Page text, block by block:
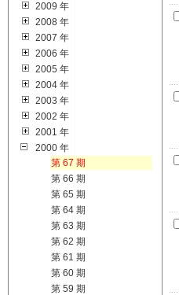
2009 年
2008 年
2007 年
2006 年
2005 年
2004 年
2003 年
2002 年
2001 年
2000 年
第 67 期
第 66 期
第 65 期
第 64 期
第 63 期
第 62 期
第 61 期
第 60 期
第 59 期